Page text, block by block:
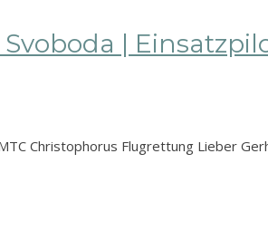
Svoboda |
Christophorus Flugrettung Lieber